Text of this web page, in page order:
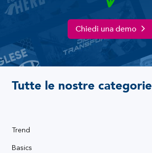
Chiedi una demo
Tutte le nostre categorie
Trend
Basics